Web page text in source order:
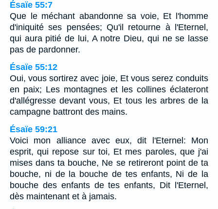
Ésaïe 55:7
Que le méchant abandonne sa voie, Et l'homme
d'iniquité ses pensées; Qu'il retourne à l'Eternel,
qui aura pitié de lui, A notre Dieu, qui ne se lasse
pas de pardonner.
Ésaïe 55:12
Oui, vous sortirez avec joie, Et vous serez conduits
en paix; Les montagnes et les collines éclateront
d'allégresse devant vous, Et tous les arbres de la
campagne battront des mains.
Ésaïe 59:21
Voici mon alliance avec eux, dit l'Eternel: Mon
esprit, qui repose sur toi, Et mes paroles, que j'ai
mises dans ta bouche, Ne se retireront point de ta
bouche, ni de la bouche de tes enfants, Ni de la
bouche des enfants de tes enfants, Dit l'Eternel,
dès maintenant et à jamais.